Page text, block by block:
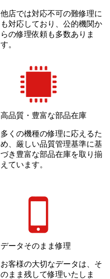
他店では対応不可の難修理に
も対応しており、公的機関か
らの修理依頼も多数ありま
す。
高品質・豊富な部品在庫
多くの機種の修理に応えるた
め、厳しい品質管理基準に基
づき豊富な部品在庫を取り揃
えています。
データそのまま修理
お客様の大切なデータは、そ
のまま残して修理いたしま